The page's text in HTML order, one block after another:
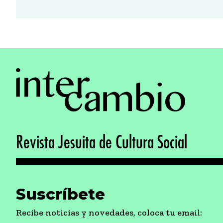
Revista Jesuita de Cultura Social
Suscríbete
Recibe noticias y novedades, coloca tu email: